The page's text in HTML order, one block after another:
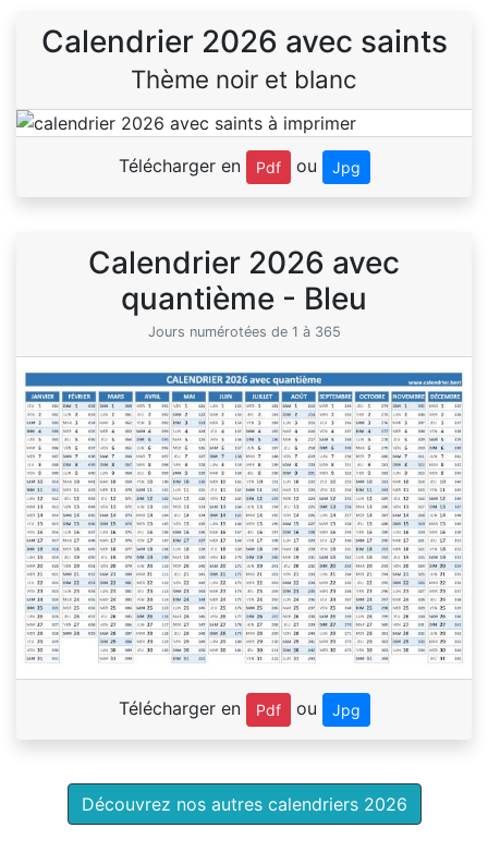
Calendrier 2026 avec saints
Thème noir et blanc
Télécharger en Pdf ou Jpg
Calendrier 2026 avec
quantième - Bleu
Jours numérotées de 1 à 365
Télécharger en Pdf ou Jpg
Découvrez nos autres calendriers 2026